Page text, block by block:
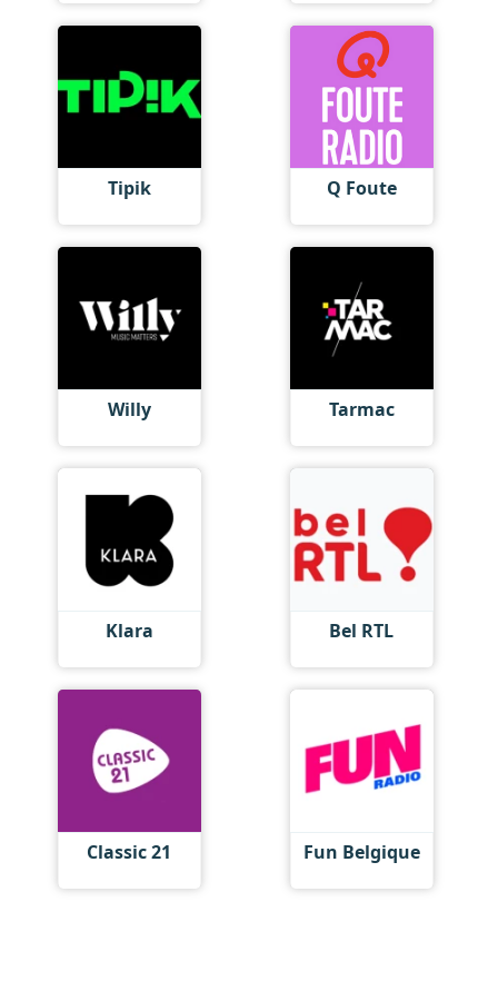
Tipik Q Foute
Willy Tarmac
Klara Bel RTL
Classic 21 Fun Belgique